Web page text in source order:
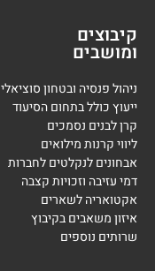
קיבוצים
ומושבים
ניהול פנסיה ובטחון סוציאלי
ייעוץ כולל בתחום הסיעוד
קרן לבנים נסמכים
ליווי קרנות מילואים
אבחונים לנקלטים לחברות
דמי עזיבה וזכויות קצבה
אקטואריה לשארים
איזון משאבים בקיבוץ
שרותים נוספים